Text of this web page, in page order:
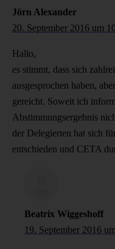
Jörn Alexander
20. September 2016 um
Hallo,
es stimmt, dass sich
ausgesprochen haben,
gereicht. Soweit ich
Abstimmungsergebnis
der Delegierten hat sich
entschieden und CETA
Beatrix Wiggeshoff
19. September 2016